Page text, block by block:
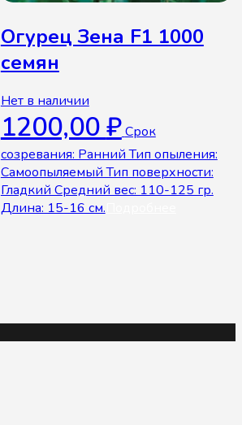
Огурец Зена F1 1000
семян
Нет в наличии
1200,00₽Срок
созревания: Ранний Тип опыления:
Самоопыляемый Тип поверхности:
Гладкий Средний вес: 110-125 гр.
Длина: 15-16 см.